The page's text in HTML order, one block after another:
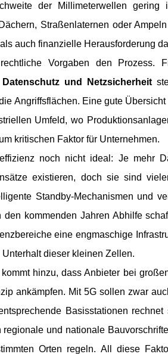
der Millimeterwellen
Straßenlaternen oder
auch finanzielle Herausforderung
Vorgaben den Prozess.
Datenschutz und Netzsicherheit
Angriffsflächen. Eine gute
Umfeld, wo
kritischen Faktor für Unternehmen.
noch nicht ideal: Je mehr
existieren, doch sie sind
Standby-Mechanismen und
den kommenden Jahren Abhilfe
eine engmaschige
dieser kleinen Zellen.
hinzu, dass Anbieter bei
ankämpfen. Mit 5G sollen zwar
Basisstationen
regionale und nationale
Orten regeln. All diese